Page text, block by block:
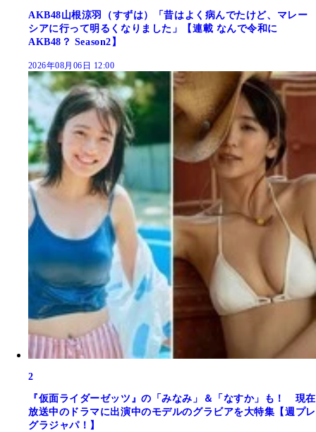
AKB48山根涼羽（すずは）「昔はよく病んでたけど、マレー
シアに行って明るくなりました」【連載 なんで令和に
AKB48？ Season2】
2026年08月06日 12:00
2
『仮面ライダーゼッツ』の「みなみ」＆「なすか」も！ 現在
放送中のドラマに出演中のモデルのグラビアを大特集【週プレ
グラジャパ！】